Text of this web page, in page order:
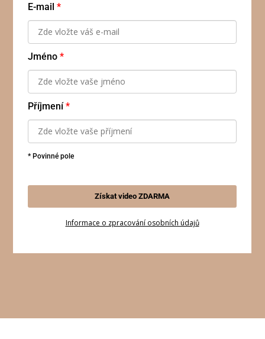
E-mail*
Jméno*
Příjmení*
* Povinné pole
Získat video ZDARMA
Informace o zpracování osobních údajů